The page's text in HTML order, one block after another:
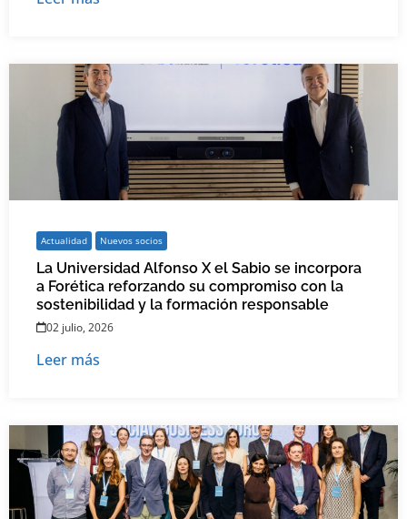
Actualidad Nuevos socios
La Universidad Alfonso X el Sabio se incorpora
a Forética reforzando su compromiso con la
sostenibilidad y la formación responsable
02 julio, 2026
Leer más